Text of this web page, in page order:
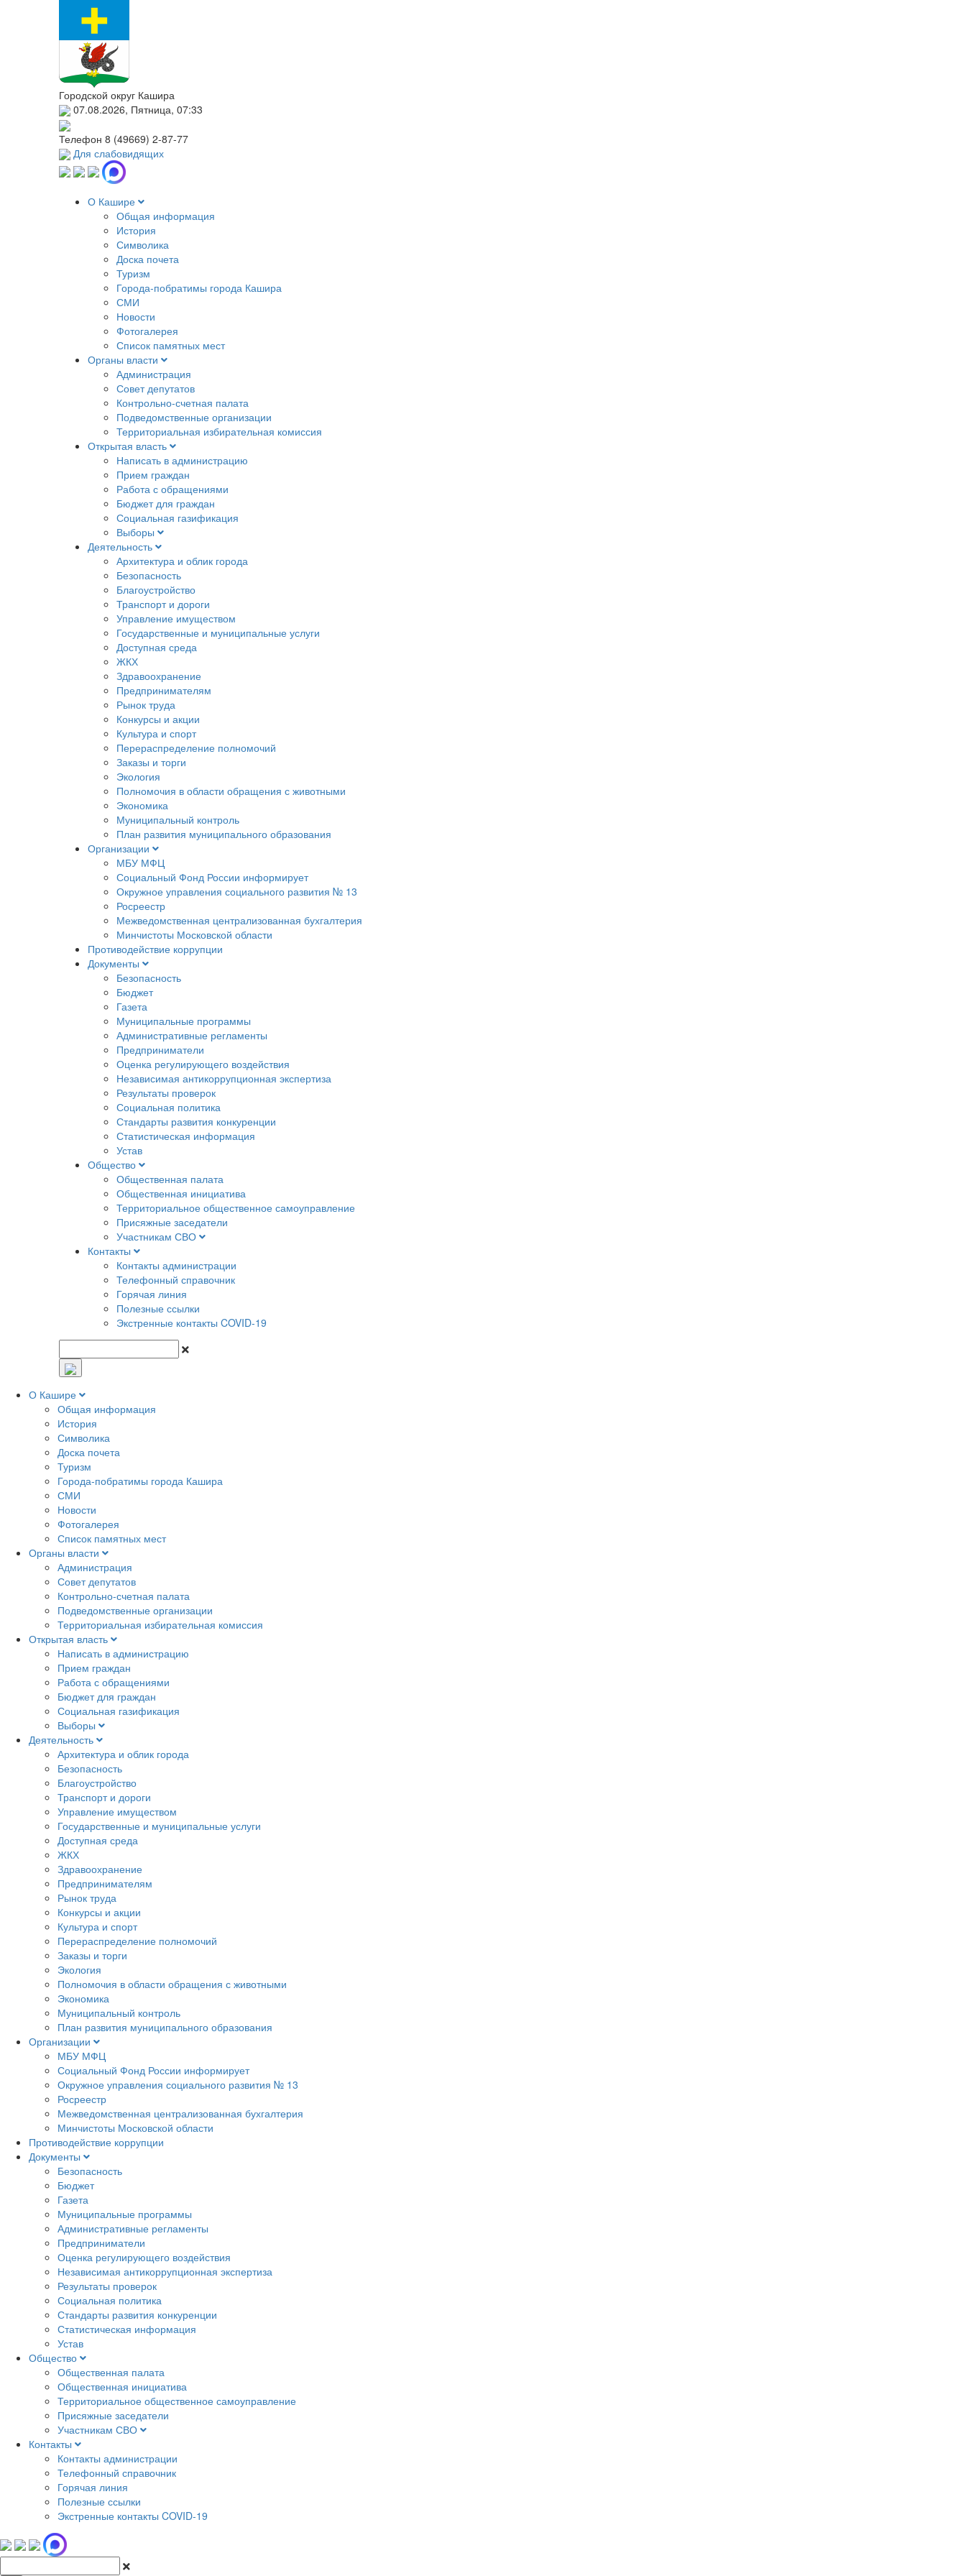
Городской округ Кашира
07.08.2026, Пятница, 07:33
Телефон 8 (49669) 2-87-77
Для слабовидящих
О Кашире
Общая информация
История
Символика
Доска почета
Туризм
Города-побратимы города Кашира
СМИ
Новости
Фотогалерея
Список памятных мест
Органы власти
Администрация
Совет депутатов
Контрольно-счетная палата
Подведомственные организации
Территориальная избирательная комиссия
Открытая власть
Написать в администрацию
Прием граждан
Работа с обращениями
Бюджет для граждан
Социальная газификация
Выборы
Деятельность
Архитектура и облик города
Безопасность
Благоустройство
Транспорт и дороги
Управление имуществом
Государственные и муниципальные услуги
Доступная среда
ЖКХ
Здравоохранение
Предпринимателям
Рынок труда
Конкурсы и акции
Культура и спорт
Перераспределение полномочий
Заказы и торги
Экология
Полномочия в области обращения с животными
Экономика
Муниципальный контроль
План развития муниципального образования
Организации
МБУ МФЦ
Социальный Фонд России информирует
Окружное управления социального развития № 13
Росреестр
Межведомственная централизованная бухгалтерия
Минчистоты Московской области
Противодействие коррупции
Документы
Безопасность
Бюджет
Газета
Муниципальные программы
Административные регламенты
Предприниматели
Оценка регулирующего воздействия
Независимая антикоррупционная экспертиза
Результаты проверок
Социальная политика
Стандарты развития конкуренции
Статистическая информация
Устав
Общество
Общественная палата
Общественная инициатива
Территориальное общественное самоуправление
Присяжные заседатели
Участникам СВО
Контакты
Контакты администрации
Телефонный справочник
Горячая линия
Полезные ссылки
Экстренные контакты COVID-19
О Кашире
Общая информация
История
Символика
Доска почета
Туризм
Города-побратимы города Кашира
СМИ
Новости
Фотогалерея
Список памятных мест
Органы власти
Администрация
Совет депутатов
Контрольно-счетная палата
Подведомственные организации
Территориальная избирательная комиссия
Открытая власть
Написать в администрацию
Прием граждан
Работа с обращениями
Бюджет для граждан
Социальная газификация
Выборы
Деятельность
Архитектура и облик города
Безопасность
Благоустройство
Транспорт и дороги
Управление имуществом
Государственные и муниципальные услуги
Доступная среда
ЖКХ
Здравоохранение
Предпринимателям
Рынок труда
Конкурсы и акции
Культура и спорт
Перераспределение полномочий
Заказы и торги
Экология
Полномочия в области обращения с животными
Экономика
Муниципальный контроль
План развития муниципального образования
Организации
МБУ МФЦ
Социальный Фонд России информирует
Окружное управления социального развития № 13
Росреестр
Межведомственная централизованная бухгалтерия
Минчистоты Московской области
Противодействие коррупции
Документы
Безопасность
Бюджет
Газета
Муниципальные программы
Административные регламенты
Предприниматели
Оценка регулирующего воздействия
Независимая антикоррупционная экспертиза
Результаты проверок
Социальная политика
Стандарты развития конкуренции
Статистическая информация
Устав
Общество
Общественная палата
Общественная инициатива
Территориальное общественное самоуправление
Присяжные заседатели
Участникам СВО
Контакты
Контакты администрации
Телефонный справочник
Горячая линия
Полезные ссылки
Экстренные контакты COVID-19